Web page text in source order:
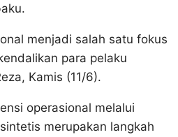
menjadi salah satu fokus
para pelaku
Kamis (11/6).
operasional melalui
merupakan langkah